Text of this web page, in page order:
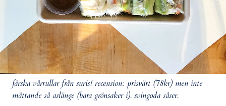
färska vårrullar från suris! recension: prisvärt (78kr) men inte
mättande så aslänge (bara grönsaker i). svingoda såser.